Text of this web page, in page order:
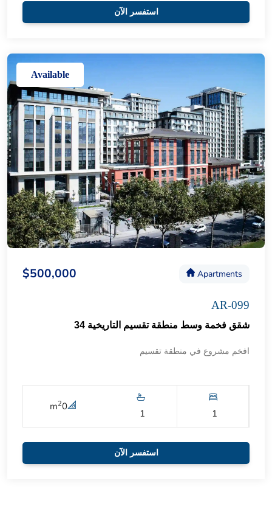
استفسر الآن
Available
Apartments
$500,000
AR-099
شقق فخمة وسط منطقة تقسيم التاريخية 34
افخم مشروع في منطقة تقسيم
1
1
0
m2
استفسر الآن